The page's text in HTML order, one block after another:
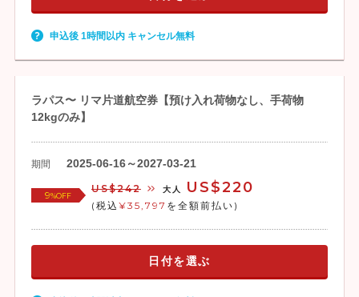
申込後 1時間以内 キャンセル無料
ラパス〜 リマ片道航空券【預け入れ荷物なし、手荷物
12kgのみ】
期間 2025-06-16～2027-03-21
9%OFF
US$242 大人 US$220
(税込 ¥35,797 を全額前払い)
日付を選ぶ